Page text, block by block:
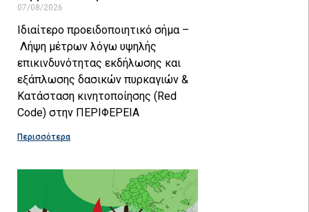
07/08/2026
Ιδιαίτερο προειδοποιητικό σήμα –
Λήψη μέτρων λόγω υψηλής
επικινδυνότητας εκδήλωσης και
εξάπλωσης δασικών πυρκαγιών &
Κατάσταση κινητοποίησης (Red
Code) στην ΠΕΡΙΦΕΡΕΙΑ
Περισσότερα